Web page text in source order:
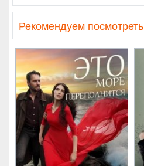
Рекомендуем посмотреть